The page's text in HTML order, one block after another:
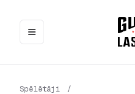
Spēlētāji
/